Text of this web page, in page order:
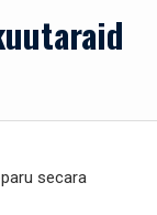
secara